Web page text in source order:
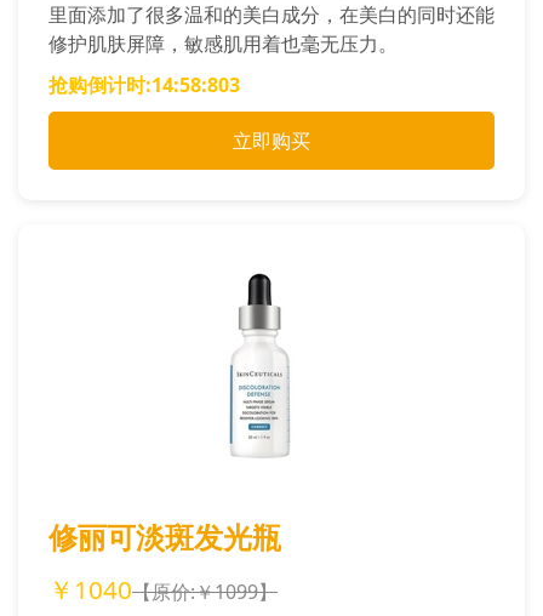
里面添加了很多温和的美白成分，在美白的同时还能
修护肌肤屏障，敏感肌用着也毫无压力。
抢购倒计时:14:58:706
立即购买
修丽可淡斑发光瓶
￥1040【原价:￥1099】